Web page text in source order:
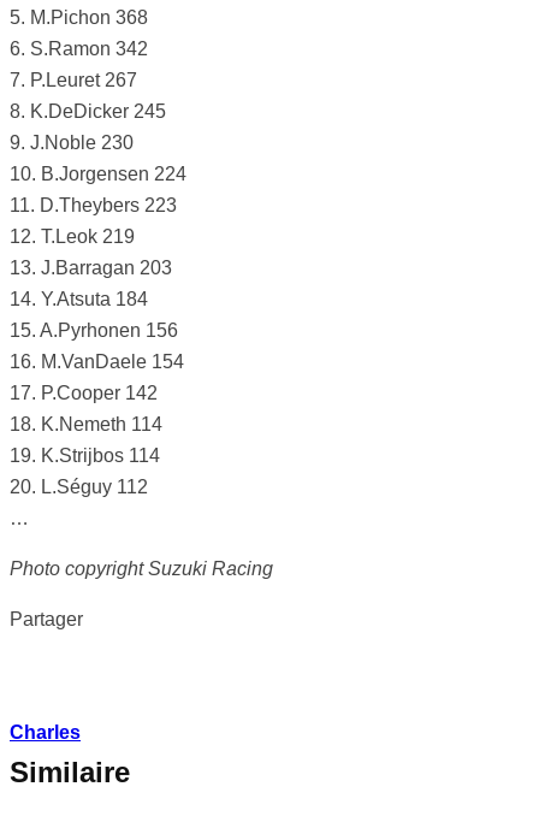
5. M.Pichon 368
6. S.Ramon 342
7. P.Leuret 267
8. K.DeDicker 245
9. J.Noble 230
10. B.Jorgensen 224
11. D.Theybers 223
12. T.Leok 219
13. J.Barragan 203
14. Y.Atsuta 184
15. A.Pyrhonen 156
16. M.VanDaele 154
17. P.Cooper 142
18. K.Nemeth 114
19. K.Strijbos 114
20. L.Séguy 112
…
Photo copyright Suzuki Racing
Partager
Charles
Similaire